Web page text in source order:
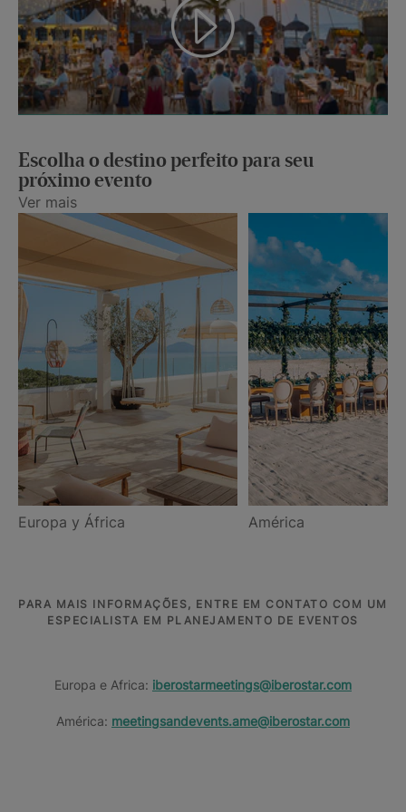
Escolha o destino perfeito para seu
próximo evento
Ver mais
Europa y África América
PARA MAIS INFORMAÇÕES, ENTRE EM CONTATO COM UM
ESPECIALISTA EM PLANEJAMENTO DE EVENTOS
Europa e Africa: iberostarmeetings@iberostar.com
América: meetingsandevents.ame@iberostar.com